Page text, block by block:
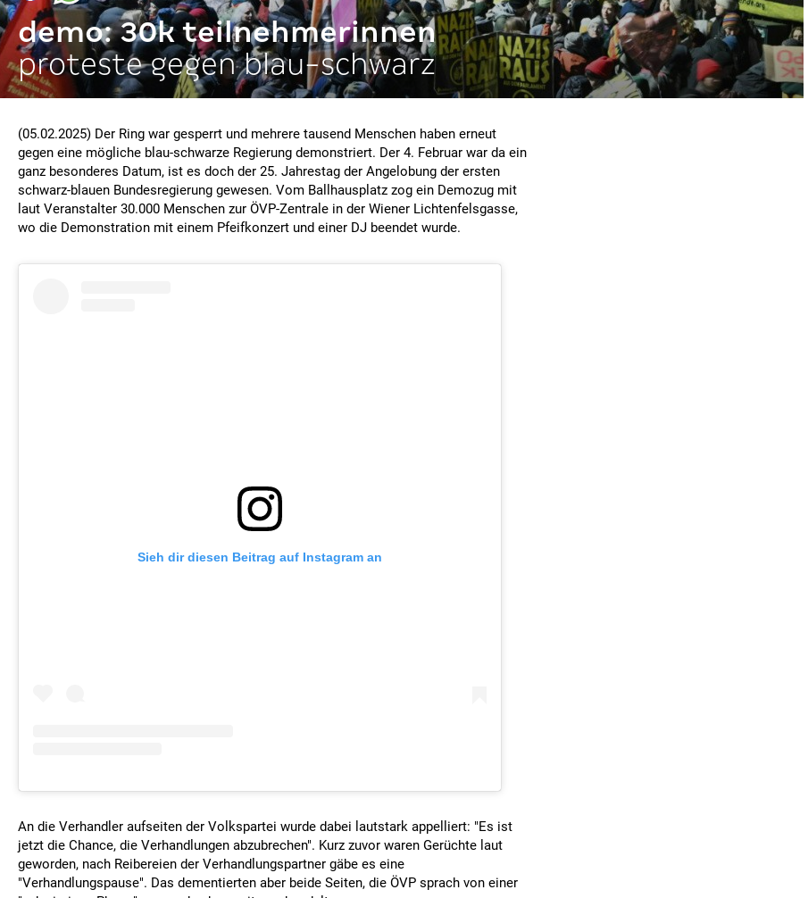
demo: 30k teilnehmerinnen
proteste gegen blau-schwarz
(05.02.2025) Der Ring war gesperrt und mehrere tausend Menschen haben erneut
gegen eine mögliche blau-schwarze Regierung demonstriert. Der 4. Februar war da ein
ganz besonderes Datum, ist es doch der 25. Jahrestag der Angelobung der ersten
schwarz-blauen Bundesregierung gewesen. Vom Ballhausplatz zog ein Demozug mit
laut Veranstalter 30.000 Menschen zur ÖVP-Zentrale in der Wiener Lichtenfelsgasse,
wo die Demonstration mit einem Pfeifkonzert und einer DJ beendet wurde.
Sieh dir diesen Beitrag auf Instagram an
An die Verhandler aufseiten der Volkspartei wurde dabei lautstark appelliert: "Es ist
jetzt die Chance, die Verhandlungen abzubrechen". Kurz zuvor waren Gerüchte laut
geworden, nach Reibereien der Verhandlungspartner gäbe es eine
"Verhandlungspause". Das dementierten aber beide Seiten, die ÖVP sprach von einer